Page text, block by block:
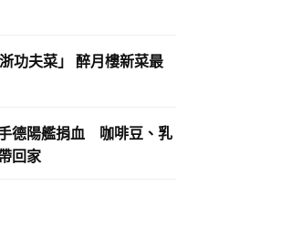
功夫菜」 醉月樓新菜最
德陽艦捐血 咖啡豆、乳
回家